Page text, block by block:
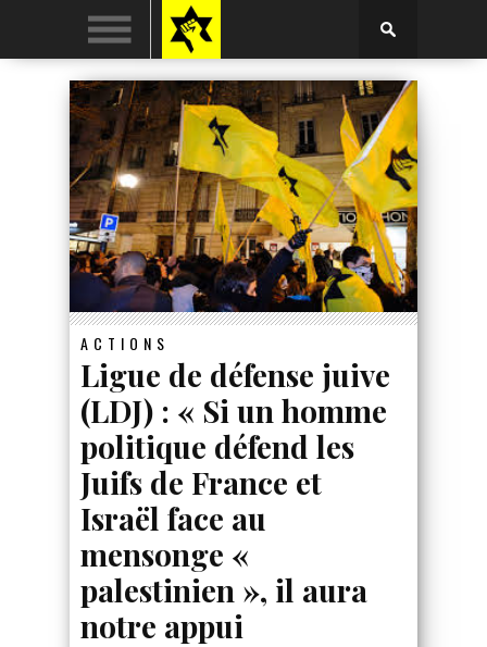
ACTIONS
Ligue de défense juive
(LDJ) : « Si un homme
politique défend les
Juifs de France et
Israël face au
mensonge «
palestinien », il aura
notre appui